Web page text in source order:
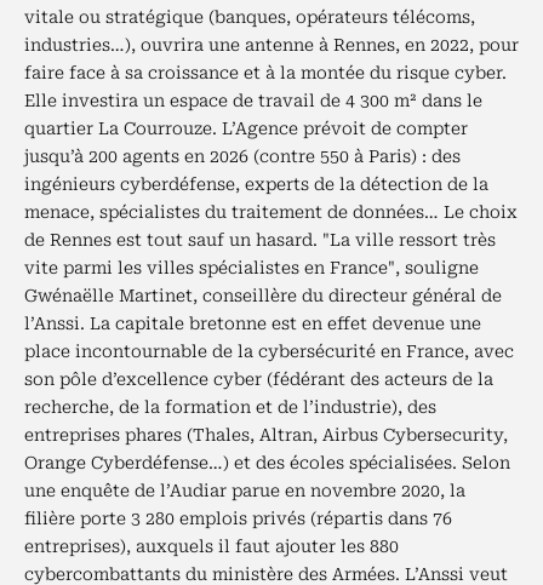
vitale ou stratégique (banques, opérateurs télécoms,
industries…), ouvrira une antenne à Rennes, en 2022, pour
faire face à sa croissance et à la montée du risque cyber.
Elle investira un espace de travail de 4 300 m² dans le
quartier La Courrouze. L’Agence prévoit de compter
jusqu’à 200 agents en 2026 (contre 550 à Paris) : des
ingénieurs cyberdéfense, experts de la détection de la
menace, spécialistes du traitement de données… Le choix
de Rennes est tout sauf un hasard. "La ville ressort très
vite parmi les villes spécialistes en France", souligne
Gwénaëlle Martinet, conseillère du directeur général de
l’Anssi. La capitale bretonne est en effet devenue une
place incontournable de la cybersécurité en France, avec
son pôle d’excellence cyber (fédérant des acteurs de la
recherche, de la formation et de l’industrie), des
entreprises phares (Thales, Altran, Airbus Cybersecurity,
Orange Cyberdéfense…) et des écoles spécialisées. Selon
une enquête de l’Audiar parue en novembre 2020, la
filière porte 3 280 emplois privés (répartis dans 76
entreprises), auxquels il faut ajouter les 880
cybercombattants du ministère des Armées. L’Anssi veut